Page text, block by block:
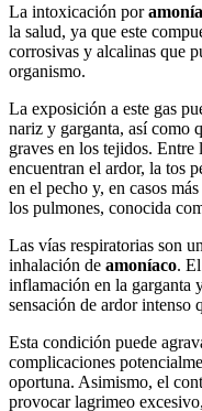
La intoxicación por
la salud, ya que este
corrosivas y alcalinas que
organismo.
La exposición a este gas
nariz y garganta, así como
graves en los tejidos. Entre
encuentran el ardor, la tos
en el pecho y, en casos
los pulmones, conocida
Las vías respiratorias son
inhalación de amoníaco.
inflamación en la garganta
sensación de ardor intenso
Esta condición puede
complicaciones
oportuna. Asimismo, el
provocar lagrimeo